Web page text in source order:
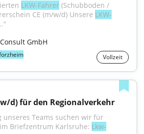
LKW-Fahrer (Schubboden /
CE (m/w/d) Unsere LKW-
GmbH
Vollzeit
d) für den Regionalverkehr
unseres Teams suchen wir für
Briefzentrum Karlsruhe: Lkw-